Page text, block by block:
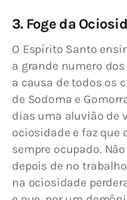
3. Foge da
O Espírito Santo
a grande numero
a causa de todos os
de Sodoma e
dias uma aluvião de
ociosidade e faz que
sempre ocupado.
depois de no
na ociosidade